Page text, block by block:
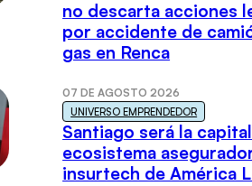
no descarta acciones
por accidente de
gas en Renca
07 DE AGOSTO 2026
UNIVERSO EMPRENDEDOR
Santiago será la
ecosistema
insurtech de América